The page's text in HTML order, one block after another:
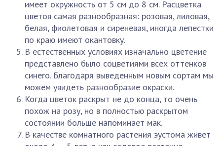
имеет окружность от 5 см до 8 см. Расцветка
цветов самая разнообразная: розовая, лиловая,
белая, фиолетовая и сиреневая, иногда лепестки
по краю имеют окантовку.
В естественных условиях изначально цветение
представлено было соцветиями всех оттенков
синего. Благодаря выведенным новым сортам мы
можем увидеть разнообразие окраски.
Когда цветок раскрыт не до конца, то очень
похож на розу, но в полностью раскрытом
состоянии больше напоминает мак.
В качестве комнатного растения эустома живет